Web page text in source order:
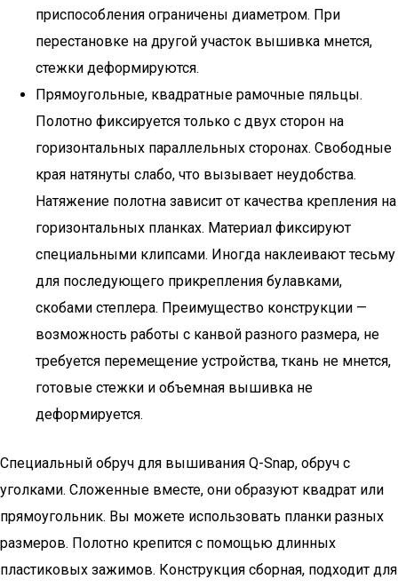
приспособления ограничены диаметром. При
перестановке на другой участок вышивка мнется,
стежки деформируются.
Прямоугольные, квадратные рамочные пяльцы.
Полотно фиксируется только с двух сторон на
горизонтальных параллельных сторонах. Свободные
края натянуты слабо, что вызывает неудобства.
Натяжение полотна зависит от качества крепления на
горизонтальных планках. Материал фиксируют
специальными клипсами. Иногда наклеивают тесьму
для последующего прикрепления булавками,
скобами степлера. Преимущество конструкции —
возможность работы с канвой разного размера, не
требуется перемещение устройства, ткань не мнется,
готовые стежки и объемная вышивка не
деформируется.
Специальный обруч для вышивания Q-Snap, обруч с
уголками. Сложенные вместе, они образуют квадрат или
прямоугольник. Вы можете использовать планки разных
размеров. Полотно крепится с помощью длинных
пластиковых зажимов. Конструкция сборная, подходит для